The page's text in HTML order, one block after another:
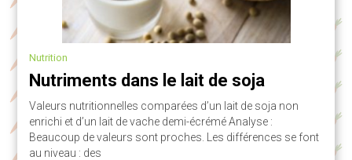
Nutrition
Nutriments dans le lait de soja
Valeurs nutritionnelles comparées d’un lait de soja non
enrichi et d’un lait de vache demi-écrémé Analyse :
Beaucoup de valeurs sont proches. Les différences se font
au niveau : des